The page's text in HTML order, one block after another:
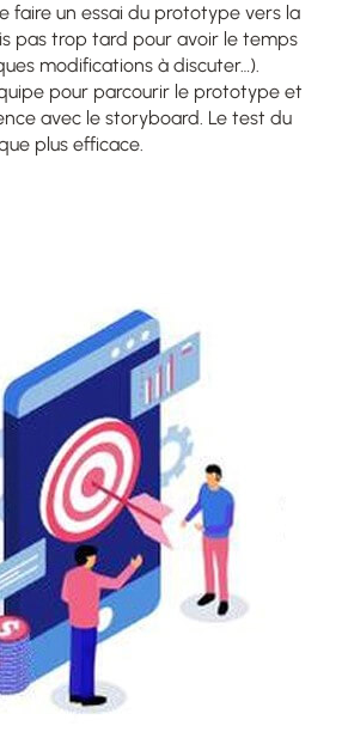
faire un essai du prototype vers la
pas trop tard pour avoir le temps
modifications à discuter…).
pour parcourir le prototype et
avec le storyboard. Le test du
plus efficace.